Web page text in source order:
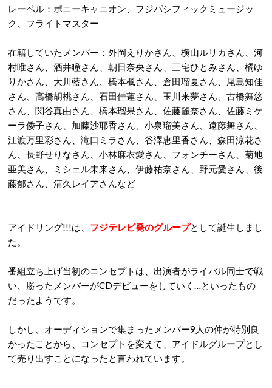
レーベル：ポニーキャニオン、フジパシフィックミュージッ
ク、フライトマスター
在籍していたメンバー：外岡えりかさん、横山ルリカさん、河
村唯さん、酒井瞳さん、朝日奈央さん、三宅ひとみさん、橘ゆ
りかさん、大川藍さん、橋本楓さん、倉田瑠夏さん、尾島知佳
さん、高橋胡桃さん、石田佳蓮さん、玉川来夢さん、古橋舞悠
さん、関谷真由さん、橋本瑠果さん、佐藤麗奈さん、佐藤ミケ
ーラ倭子さん、加藤沙耶香さん、小泉瑠美さん、遠藤舞さん、
江渡万里彩さん、滝口ミラさん、谷澤恵里香さん、森田涼花さ
ん、長野せりなさん、小林麻衣愛さん、フォンチーさん、菊地
亜美さん、ミシェル未来さん、伊藤祐奈さん、野元愛さん、後
藤郁さん、清久レイアさんなど
アイドリング!!!は、 フジテレビ発のグループとして誕生しまし
た。
番組立ち上げ当初のコンセプトは、出演者がライバル同士で戦
い、勝ったメンバーがCDデビューをしていく…といったもの
だったようです。
しかし、オーディションで集まったメンバー9人の仲が特別良
かったことから、コンセプトを変えて、アイドルグループとし
て売り出すことになったと言われています。